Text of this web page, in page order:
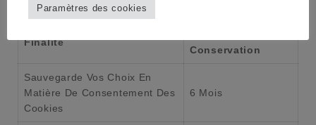
Cookies Techniques
Finalité
Conservation
Sauvegarde Vos Choix En
Matière De Consentement Des
Cookies
6 Mois
Paramètres des cookies